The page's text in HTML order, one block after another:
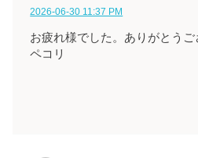
2026-06-30 11:37 PM
お疲れ様でした。ありがとう
ペコリ